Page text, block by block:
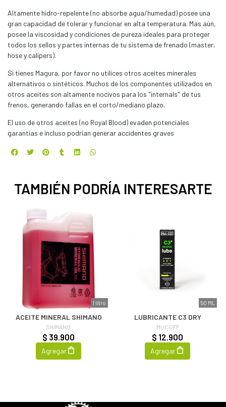
Altamente hidro-repelente (no absorbe agua/humedad) posee una
gran capacidad de tolerar y funcionar en alta temperatura. Mas aún,
posee la viscosidad y condiciones de pureza ideales para proteger
todos los sellos y partes internas de tu sistema de frenado (master,
hose y calipers).
Si tienes Magura, por favor no utilices otros aceites minerales
alternativos o sintéticos. Muchos de los componentes utilizados en
otros aceites son altamente nocivos para los "internals" de tus
frenos, generando fallas en el corto/mediano plazo.
El uso de otros aceites (no Royal Blood) evaden potenciales
garantías e incluso podrían generar accidentes graves
TAMBIÉN PODRÍA INTERESARTE
1 litro
ACEITE MINERAL SHIMANO
SHIMANO
$ 39.900
Agregar
50 ML
LUBRICANTE C3 DRY
MUC OFF
$ 12.900
Agregar